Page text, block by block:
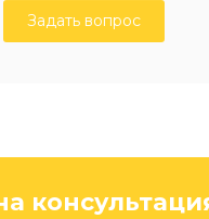
Задать вопрос